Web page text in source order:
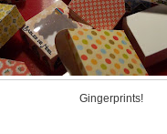
Gingerprints!